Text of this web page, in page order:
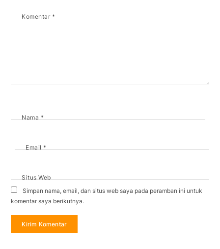
Komentar *
Nama *
Email *
Situs Web
Simpan nama, email, dan situs web saya pada peramban ini untuk
komentar saya berikutnya.